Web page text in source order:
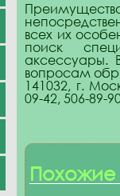
всех их
поиск
аксессуары.
вопросам
141032, г.
09-42, 506-89-
Похожие